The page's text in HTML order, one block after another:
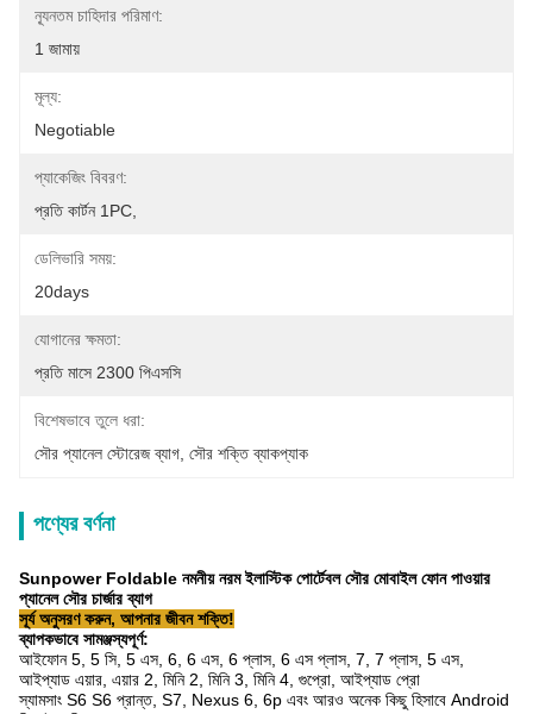
ন্যূনতম চাহিদার পরিমাণ:
1 জামায়
মূল্য:
Negotiable
প্যাকেজিং বিবরণ:
প্রতি কার্টন 1PC,
ডেলিভারি সময়:
20days
যোগানের ক্ষমতা:
প্রতি মাসে 2300 পিএসসি
বিশেষভাবে তুলে ধরা:
সৌর প্যানেল স্টোরেজ ব্যাগ সৌর শক্তি ব্যাকপ্যাক
পণ্যের বর্ণনা
Sunpower Foldable নমনীয় নরম ইলাস্টিক পোর্টেবল সৌর মোবাইল ফোন পাওয়ার
প্যানেল সৌর চার্জার ব্যাগ
সূর্য অনুসরণ করুন, আপনার জীবন শক্তি!
ব্যাপকভাবে সামঞ্জস্যপূর্ণ:
আইফোন 5, 5 সি, 5 এস, 6, 6 এস, 6 প্লাস, 6 এস প্লাস, 7, 7 প্লাস, 5 এস,
আইপ্যাড এয়ার, এয়ার 2, মিনি 2, মিনি 3, মিনি 4, গুপ্রো, আইপ্যাড প্রো
স্যামসাং S6 S6 প্রান্ত, S7, Nexus 6, 6p এবং আরও অনেক কিছু হিসাবে Android